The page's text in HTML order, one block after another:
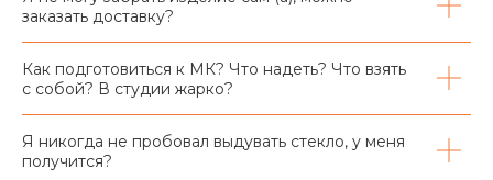
заказать доставку?
Как подготовиться к МК? Что надеть? Что взять
с собой? В студии жарко?
Я никогда не пробовал выдувать стекло, у меня
получится?